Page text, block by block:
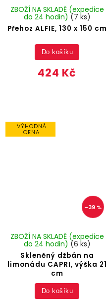
Přehoz ALFIE, 130 x 150 cm
ZBOŽÍ NA SKLADĚ (expedice
do 24 hodin) (7 ks)
424 Kč
Do košíku
VÝHODNÁ
CENA
–39 %
Skleněný džbán na
limonádu CAPRI, výška 21
cm
ZBOŽÍ NA SKLADĚ (expedice
do 24 hodin) (6 ks)
Do košíku